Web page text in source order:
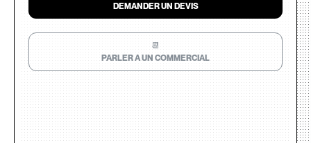
DEMANDER UN DEVIS
📆
PARLER A UN COMMERCIAL